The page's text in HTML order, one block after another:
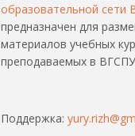
образовательной сети
предназначен для
материалов учебных
преподаваемых в
Поддержка: